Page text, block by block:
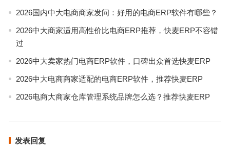
2026国内中大电商商家发问：好用的电商ERP软件有哪些？
2026中大商家适用高性价比电商ERP推荐，快麦ERP不容错
过
2026中大卖家热门电商ERP软件，口碑出众首选快麦ERP
2026中大电商商家适配的电商ERP软件，推荐快麦ERP
2026电商大商家仓库管理系统品牌怎么选？推荐快麦ERP
发表回复